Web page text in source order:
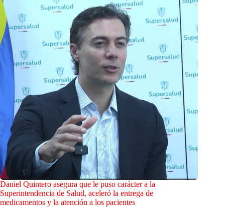
Daniel Quintero asegura que le puso carácter a la
Superintendencia de Salud, aceleró la entrega de
medicamentos y la atención a los pacientes